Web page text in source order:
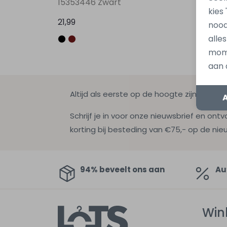
15353446 Zwart
21,99
21,99
Altijd als eerste op de hoogte zijn?
Schrijf je in voor onze nieuwsbrief en
korting bij besteding van €75,- op de
94% beveelt ons aan
kies
aan